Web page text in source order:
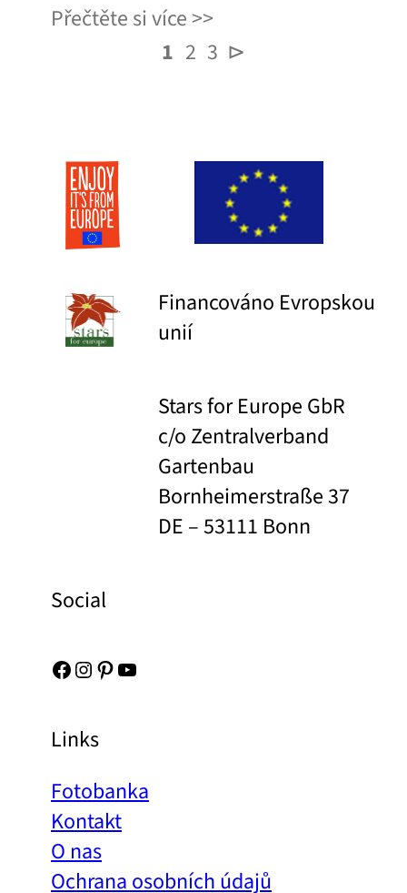
Přečtěte si více
1 2 3 ⊳
Financováno Evropskou
unií
Stars for Europe GbR
c/o Zentralverband
Gartenbau
Bornheimerstraße 37
DE – 53111 Bonn
Social
Facebook Instagram Pinterest YouTube
Links
Fotobanka
Kontakt
O nas
Ochrana osobních údajů